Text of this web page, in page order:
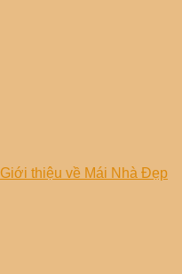
Giới thiệu về Mái Nhà Đẹp